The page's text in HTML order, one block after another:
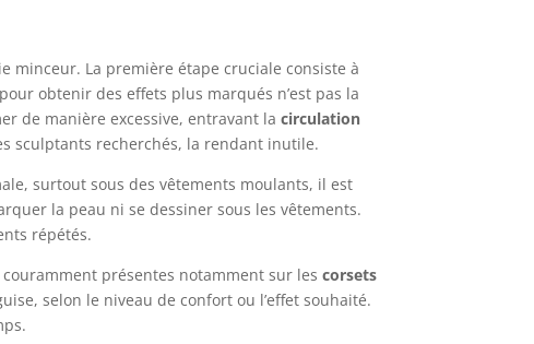
minceur. La première étape cruciale consiste à
obtenir des effets plus marqués n’est pas la
de manière excessive, entravant lacirculation
sculptants recherchés, la rendant inutile.
surtout sous des vêtements moulants, il est
la peau ni se dessiner sous les vêtements.
répétés.
couramment présentes notamment sur lescorsets
selon le niveau de confort ou l’effet souhaité.